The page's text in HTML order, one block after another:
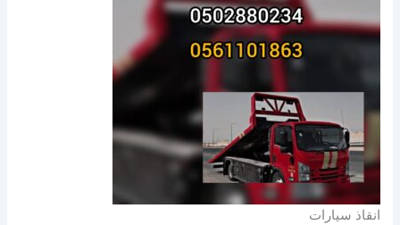
انقاذ سيارات